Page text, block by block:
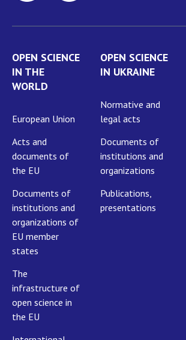
OPEN SCIENCE
IN THE
WORLD
European Union
Acts and
documents of
the EU
Documents of
institutions and
organizations of
EU member
states
The
infrastructure of
open science in
the EU
OPEN SCIENCE
IN UKRAINE
Normative and
legal acts
Documents of
institutions and
organizations
Publications,
presentations